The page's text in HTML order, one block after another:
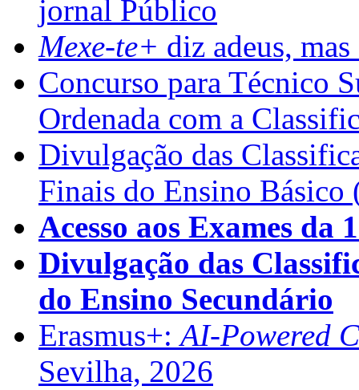
jornal Público
Mexe-te+ diz adeus,
Concurso para Técnico
Ordenada com a
Divulgação das
Finais do Ensino Básico
Acesso aos Exames da
Divulgação das
do Ensino Secundário
Erasmus+:AI-Powered
Sevilha, 2026